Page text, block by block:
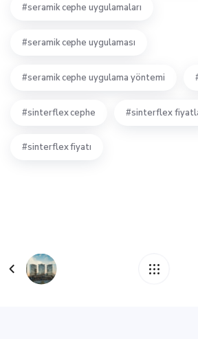
seramik cephe uygulamaları
seramik cephe uygulaması
seramik cephe uygulama yöntemi
sinterflex cephe sinterflex
sinterflex fiyatı